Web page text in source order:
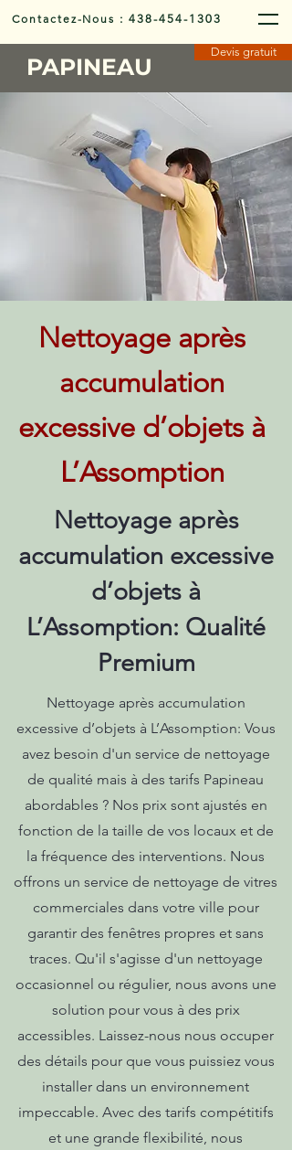
Contactez-Nous :438-454-1303
PAPINEAU
Devis gratuit
Nettoyage après
accumulation
excessive d’objets à
L’Assomption
Nettoyage après
accumulation excessive
d’objets à
L’Assomption: Qualité
Premium
Nettoyage après accumulation
excessive d’objets à L’Assomption: Vous
avez besoin d'un service de nettoyage
de qualité mais à des tarifs Papineau
abordables ? Nos prix sont ajustés en
fonction de la taille de vos locaux et de
la fréquence des interventions. Nous
offrons un service de nettoyage de vitres
commerciales dans votre ville pour
garantir des fenêtres propres et sans
traces. Qu'il s'agisse d'un nettoyage
occasionnel ou régulier, nous avons une
solution pour vous à des prix
accessibles. Laissez-nous nous occuper
des détails pour que vous puissiez vous
installer dans un environnement
impeccable. Avec des tarifs compétitifs
et une grande flexibilité, nous